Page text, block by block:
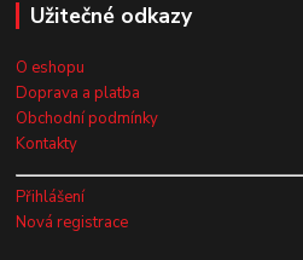
Užitečné odkazy
O eshopu
Doprava a platba
Obchodní podmínky
Kontakty
Přihlášení
Nová registrace